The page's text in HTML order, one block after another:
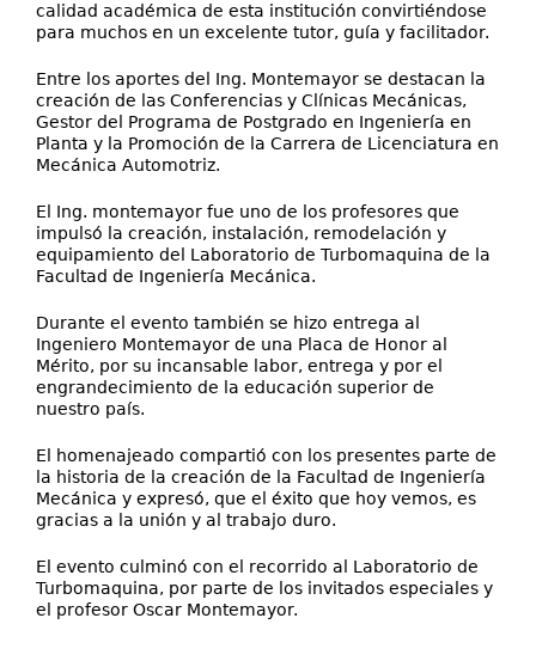
calidad académica de esta institución convirtiéndose
para muchos en un excelente tutor, guía y facilitador.
Entre los aportes del Ing. Montemayor se destacan la
creación de las Conferencias y Clínicas Mecánicas,
Gestor del Programa de Postgrado en Ingeniería en
Planta y la Promoción de la Carrera de Licenciatura en
Mecánica Automotriz.
El Ing. montemayor fue uno de los profesores que
impulsó la creación, instalación, remodelación y
equipamiento del Laboratorio de Turbomaquina de la
Facultad de Ingeniería Mecánica.
Durante el evento también se hizo entrega al
Ingeniero Montemayor de una Placa de Honor al
Mérito, por su incansable labor, entrega y por el
engrandecimiento de la educación superior de
nuestro país.
El homenajeado compartió con los presentes parte de
la historia de la creación de la Facultad de Ingeniería
Mecánica y expresó, que el éxito que hoy vemos, es
gracias a la unión y al trabajo duro.
El evento culminó con el recorrido al Laboratorio de
Turbomaquina, por parte de los invitados especiales y
el profesor Oscar Montemayor.